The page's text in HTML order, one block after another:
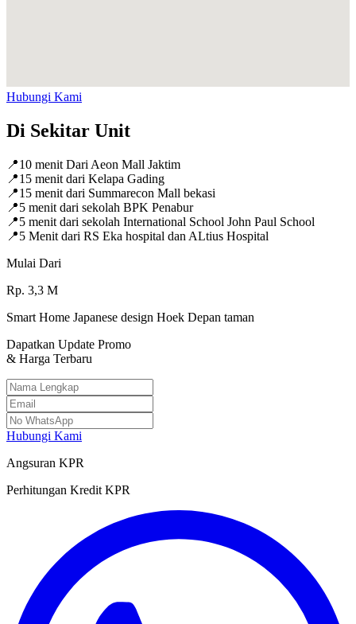
Hubungi Kami
Di Sekitar Unit
📍10 menit Dari Aeon Mall Jaktim
📍15 menit dari Kelapa Gading
📍15 menit dari Summarecon Mall bekasi
📍5 menit dari sekolah BPK Penabur
📍5 menit dari sekolah International School John Paul School
📍5 Menit dari RS Eka hospital dan ALtius Hospital
Mulai Dari
Rp. 3,3 M
Smart Home Japanese design Hoek Depan taman
Dapatkan Update Promo
& Harga Terbaru
Hubungi Kami
Angsuran KPR
Perhitungan Kredit KPR